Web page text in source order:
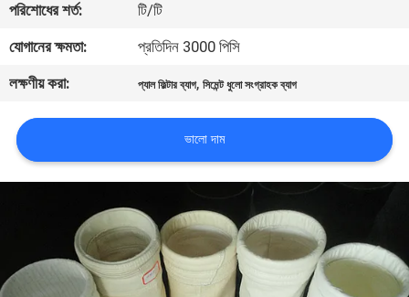
আমাদের
সাথে
যোগাযোগ
করুন
উদ্ধৃতির
আবেদন
পরিশোধের শর্ত:
টি/টি
যোগানের ক্ষমতা:
প্রতিদিন 3000 পিসি
লক্ষণীয় করা:
প্যাল ​​ফিল্টার ব্যাগ,সিমেন্ট ধুলো সংগ্রাহক ব্যাগ
ভালো দাম